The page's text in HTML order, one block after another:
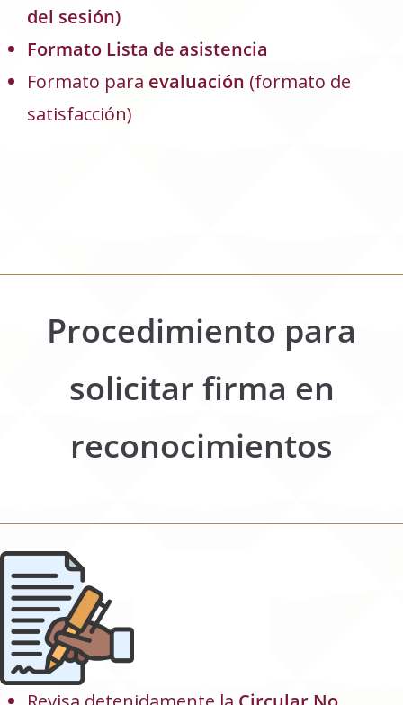
del sesión)
Formato Lista de asistencia
Formato para evaluación (formato de
satisfacción)
Procedimiento para
solicitar firma en
reconocimientos